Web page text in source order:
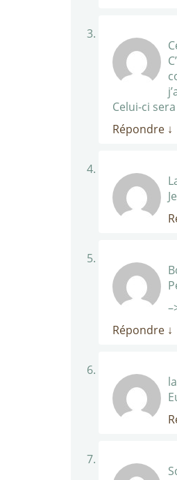
Celui-ci
Répondre ↓
Répondre ↓